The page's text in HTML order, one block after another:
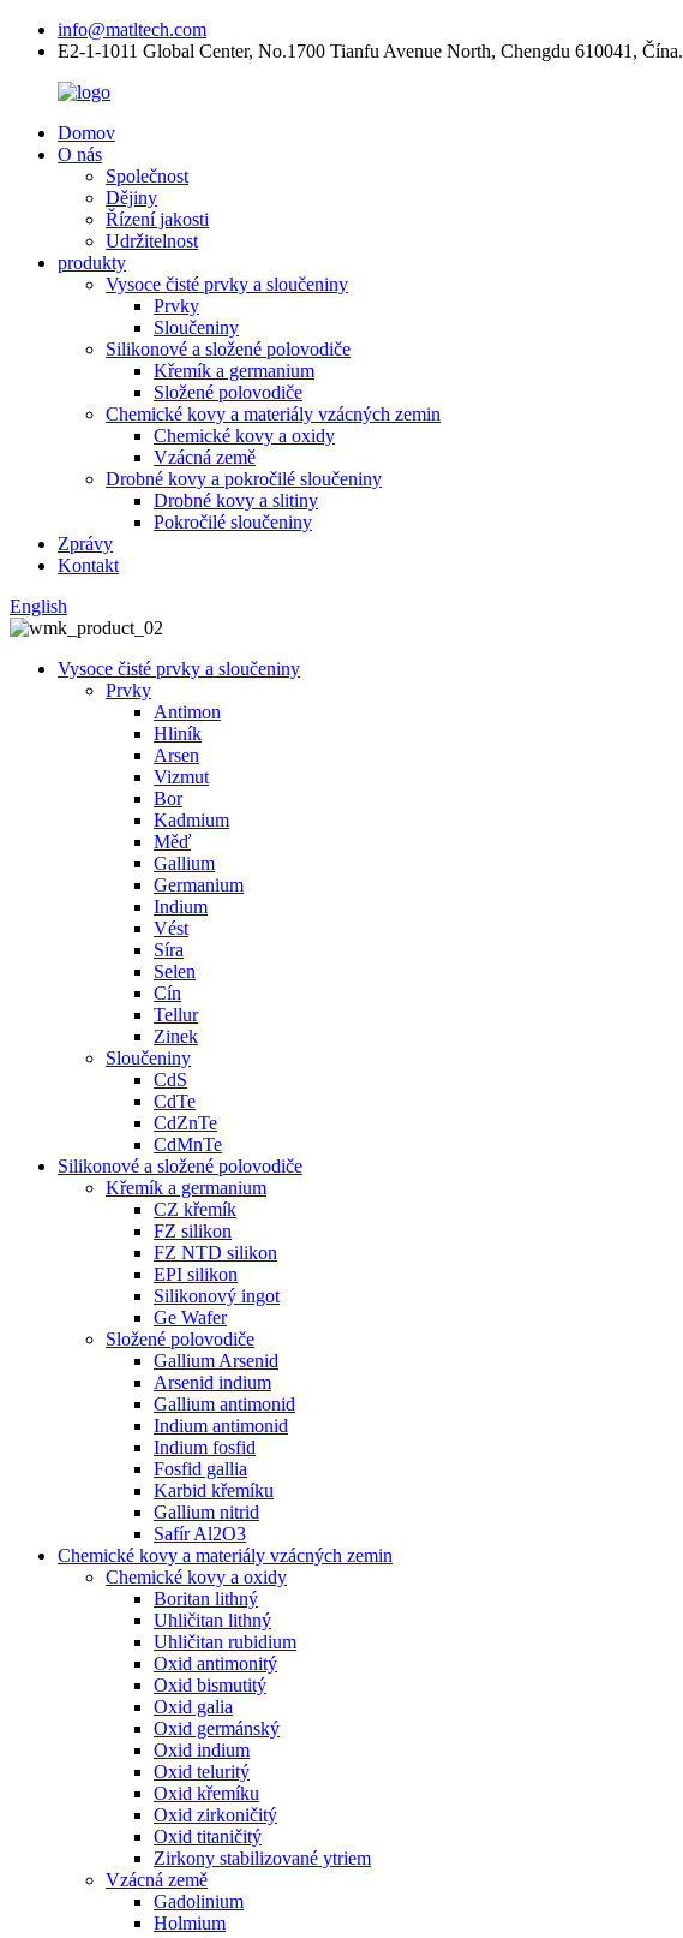
info@matltech.com
E2-1-1011 Global Center, No.1700 Tianfu Avenue North, Chengdu 610041, Čína.
Domov
O nás
Společnost
Dějiny
Řízení jakosti
Udržitelnost
produkty
Vysoce čisté prvky a sloučeniny
Prvky
Sloučeniny
Silikonové a složené polovodiče
Křemík a germanium
Složené polovodiče
Chemické kovy a materiály vzácných zemin
Chemické kovy a oxidy
Vzácná země
Drobné kovy a pokročilé sloučeniny
Drobné kovy a slitiny
Pokročilé sloučeniny
Zprávy
Kontakt
English
Vysoce čisté prvky a sloučeniny
Prvky
Antimon
Hliník
Arsen
Vizmut
Bor
Kadmium
Měď
Gallium
Germanium
Indium
Vést
Síra
Selen
Cín
Tellur
Zinek
Sloučeniny
CdS
CdTe
CdZnTe
CdMnTe
Silikonové a složené polovodiče
Křemík a germanium
CZ křemík
FZ silikon
FZ NTD silikon
EPI silikon
Silikonový ingot
Ge Wafer
Složené polovodiče
Gallium Arsenid
Arsenid indium
Gallium antimonid
Indium antimonid
Indium fosfid
Fosfid gallia
Karbid křemíku
Gallium nitrid
Safír Al2O3
Chemické kovy a materiály vzácných zemin
Chemické kovy a oxidy
Boritan lithný
Uhličitan lithný
Uhličitan rubidium
Oxid antimonitý
Oxid bismutitý
Oxid galia
Oxid germánský
Oxid indium
Oxid teluritý
Oxid křemíku
Oxid zirkoničitý
Oxid titaničitý
Zirkony stabilizované ytriem
Vzácná země
Gadolinium
Holmium